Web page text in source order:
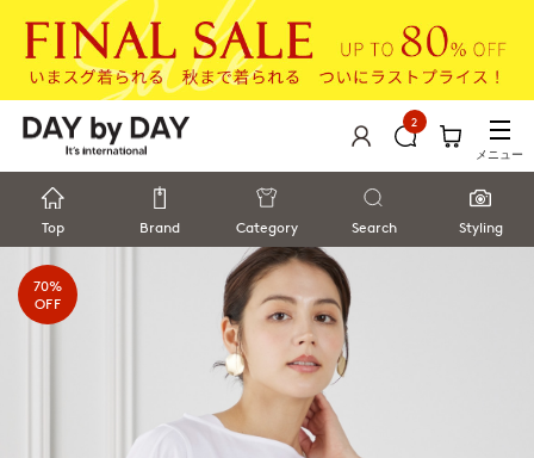
2
メニュー
Top Brand Category Search Styling
70%
OFF